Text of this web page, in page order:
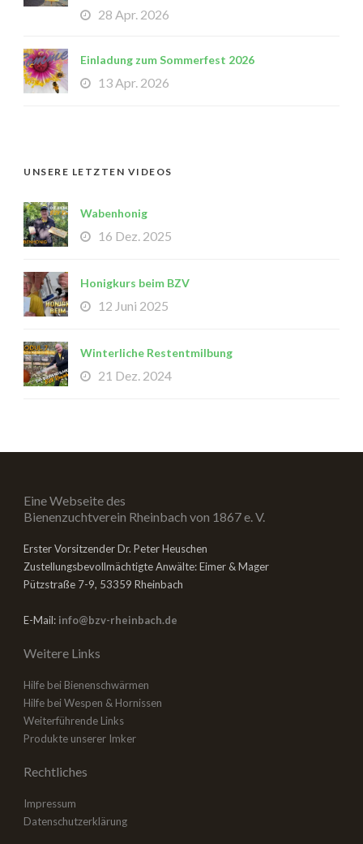
28 Apr. 2026
Einladung zum Sommerfest 2026
13 Apr. 2026
UNSERE LETZTEN VIDEOS
Wabenhonig
16 Dez. 2025
Honigkurs beim BZV
12 Juni 2025
Winterliche Restentmilbung
21 Dez. 2024
Eine Webseite des
Bienenzuchtverein Rheinbach von 1867 e. V.
Erster Vorsitzender Dr. Peter Heuschen
Zustellungsbevollmächtigte Anwälte: Eimer & Mager
Pützstraße 7-9, 53359 Rheinbach
E-Mail: info@bzv-rheinbach.de
Weitere Links
Hilfe bei Bienenschwärmen
Hilfe bei Wespen & Hornissen
Weiterführende Links
Produkte unserer Imker
Rechtliches
Impressum
Datenschutzerklärung